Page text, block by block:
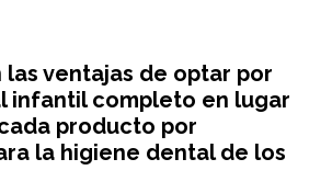
las ventajas de optar por
infantil completo en lugar
producto por
la higiene dental de los